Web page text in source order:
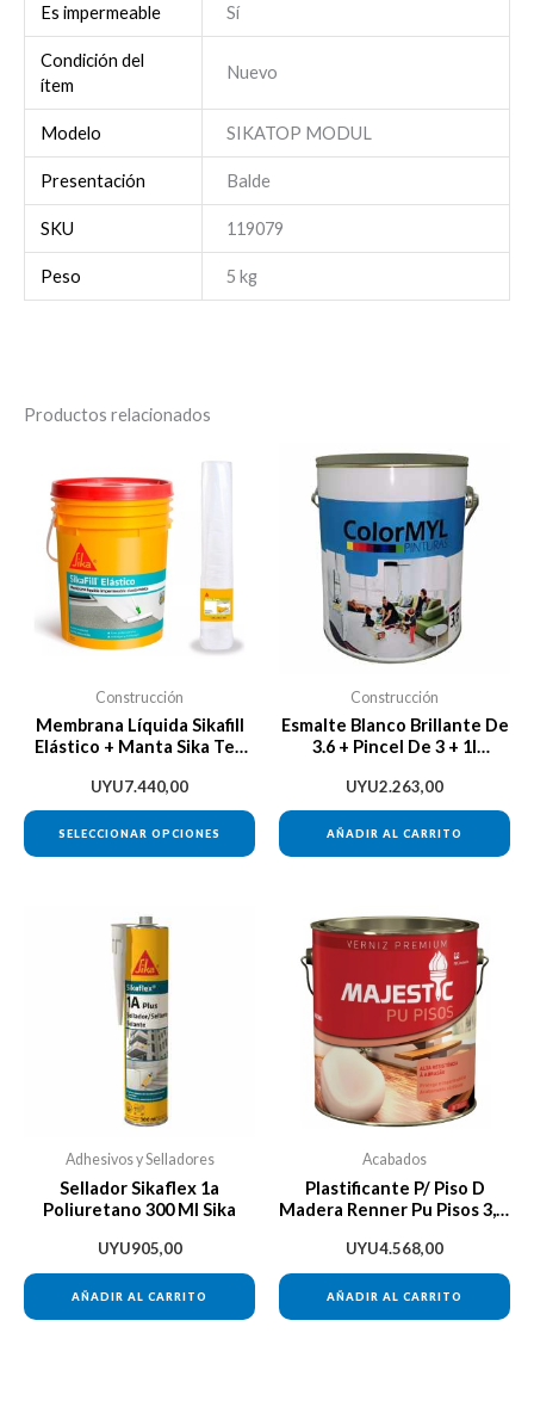
Es impermeable Sí
Condición del
ítem
Nuevo
Modelo SIKATOP MODUL
Presentación Balde
SKU 119079
Peso 5 kg
Productos relacionados
Construcción
Membrana Líquida Sikafill
Elástico + Manta Sika Tex
UYU7.440,00
SELECCIONAR OPCIONES
producto
múltiples
variantes.
pueden
página
Construcción
Esmalte Blanco Brillante De
3.6 + Pincel De 3 + 1l
UYU2.263,00
AÑADIR AL CARRITO
Adhesivos y Selladores
Sellador Sikaflex 1a
Poliuretano 300 Ml Sika
UYU905,00
AÑADIR AL CARRITO
Acabados
Plastificante P/ Piso D
Madera Renner Pu Pisos 3,6l
UYU4.568,00
AÑADIR AL CARRITO